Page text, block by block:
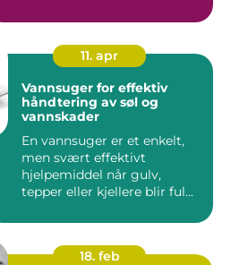
11. apr
Vannsuger for effektiv
håndtering av søl og
vannskader
En vannsuger er et enkelt,
men svært effektivt
hjelpemiddel når gulv,
tepper eller kjellere blir ful...
18. feb